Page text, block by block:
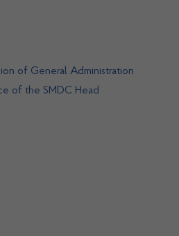
of General Administration
of the SMDC Head